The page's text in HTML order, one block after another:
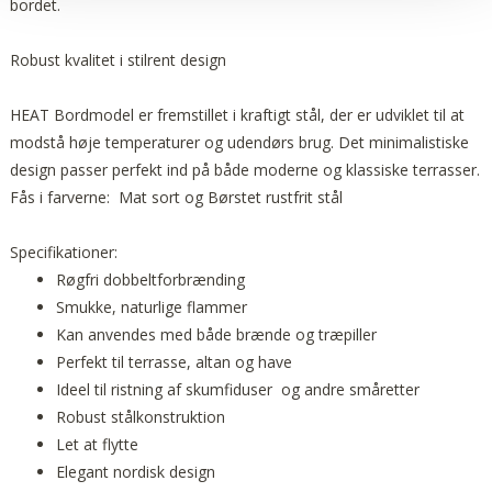
bordet.
Robust kvalitet i stilrent design
HEAT Bordmodel er fremstillet i kraftigt stål, der er udviklet til at
modstå høje temperaturer og udendørs brug. Det minimalistiske
design passer perfekt ind på både moderne og klassiske terrasser.
Fås i farverne: Mat sort og Børstet rustfrit stål
Specifikationer:
Røgfri dobbeltforbrænding
Smukke, naturlige flammer
Kan anvendes med både brænde og træpiller
Perfekt til terrasse, altan og have
Ideel til ristning af skumfiduser og andre småretter
Robust stålkonstruktion
Let at flytte
Elegant nordisk design